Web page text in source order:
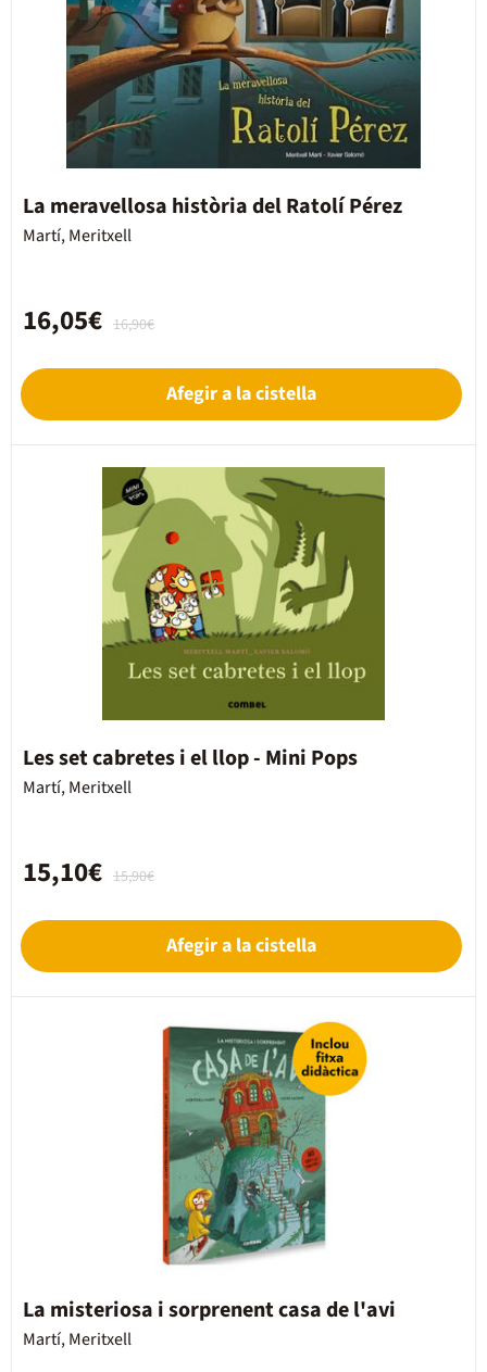
La meravellosa història del Ratolí Pérez
Martí, Meritxell
16,90€
16,05€
Afegir a la cistella
Les set cabretes i el llop - Mini Pops
Martí, Meritxell
15,90€
15,10€
Afegir a la cistella
La misteriosa i sorprenent casa de l'avi
Martí, Meritxell